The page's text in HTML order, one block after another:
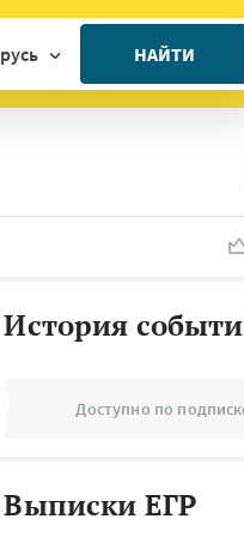
НАЙТИ
История
Доступно по
Выписки ЕГР